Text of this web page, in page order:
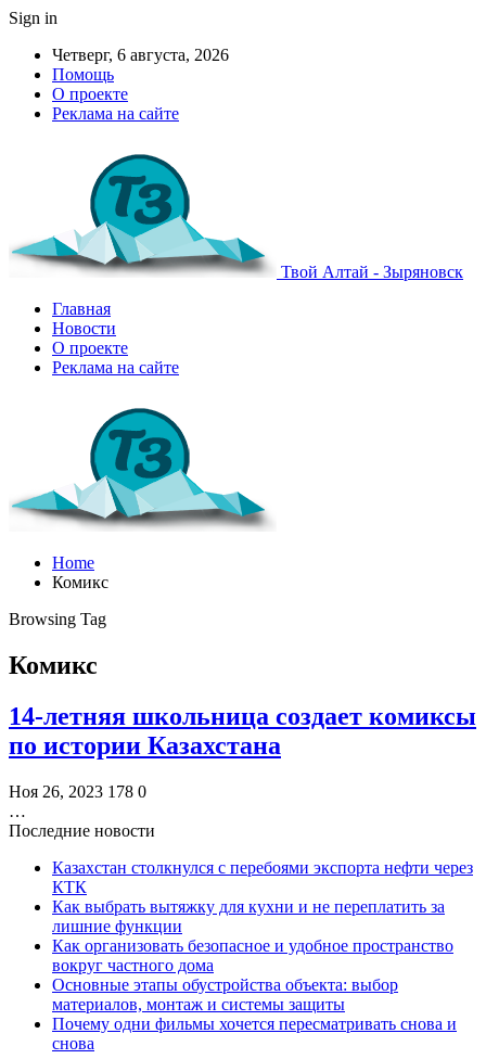
Sign in
Четверг, 6 августа, 2026
Помощь
О проекте
Реклама на сайте
Твой Алтай - Зыряновск
Главная
Новости
О проекте
Реклама на сайте
Home
Комикс
Browsing Tag
Комикс
14-летняя школьница создает комиксы
по истории Казахстана
Ноя 26, 2023 178 0
…
Последние новости
Казахстан столкнулся с перебоями экспорта нефти через
КТК
Как выбрать вытяжку для кухни и не переплатить за
лишние функции
Как организовать безопасное и удобное пространство
вокруг частного дома
Основные этапы обустройства объекта: выбор
материалов, монтаж и системы защиты
Почему одни фильмы хочется пересматривать снова и
снова